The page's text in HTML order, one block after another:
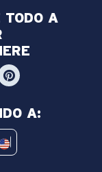
TODO A
A: